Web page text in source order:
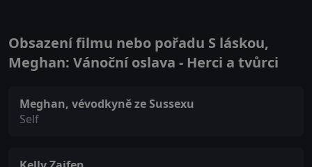
Obsazení filmu nebo pořadu S láskou,
Meghan: Vánoční oslava - Herci a tvůrci
Meghan, vévodkyně ze Sussexu
Self